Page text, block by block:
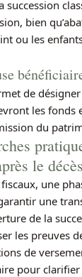
succession
bien
ou les
de
les fonds
du
le décès
une
une
de la
les preuves
de
pour clarifier